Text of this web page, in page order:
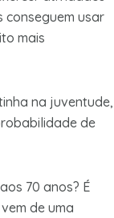
usar
mais
na juventude,
de
70 anos? É
de uma